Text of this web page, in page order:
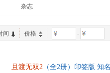
杂志
间 价格 -
且渡无双2 （全2册）印签版 知